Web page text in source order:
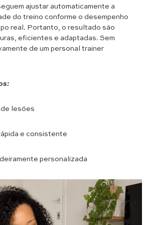
ajustar automaticamente a
do treino conforme o desempenho
real. Portanto, o resultado são
eficientes e adaptadas. Sem
de um personal trainer
de lesões
e consistente
personalizada